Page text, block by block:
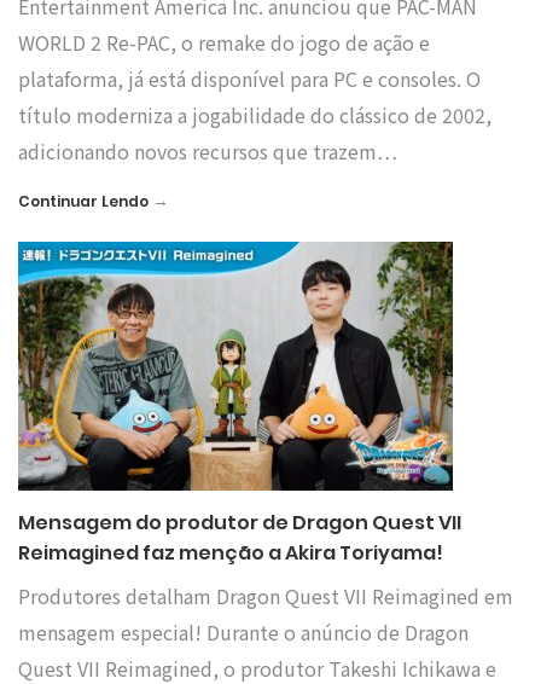
WORLD 2 Re-PAC, o remake do jogo de ação e
plataforma, já está disponível para PC e consoles. O
título moderniza a jogabilidade do clássico de 2002,
adicionando novos recursos que trazem…
Continuar Lendo →
Mensagem do produtor de Dragon Quest VII
Reimagined faz menção a Akira Toriyama!
Produtores detalham Dragon Quest VII Reimagined em
mensagem especial! Durante o anúncio de Dragon
Quest VII Reimagined, o produtor Takeshi Ichikawa e